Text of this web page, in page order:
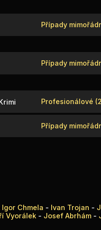
Případy
Případy
Profesionálové
Případy
Igor Chmela - Ivan Trojan -
Vyorálek - Josef Abrhám -